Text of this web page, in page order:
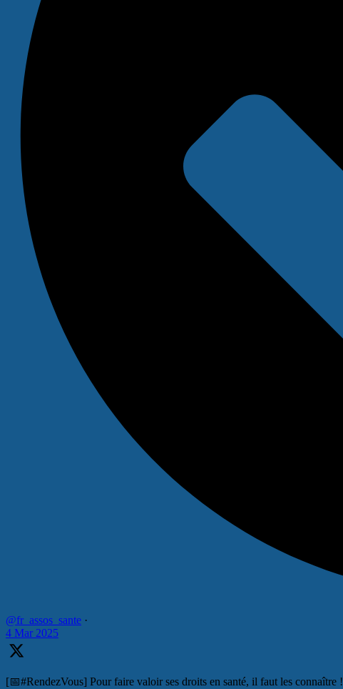
@fr_assos_sante ·
4 Mar 2025
[📅#RendezVous] Pour faire valoir ses droits en santé, il faut les connaître !